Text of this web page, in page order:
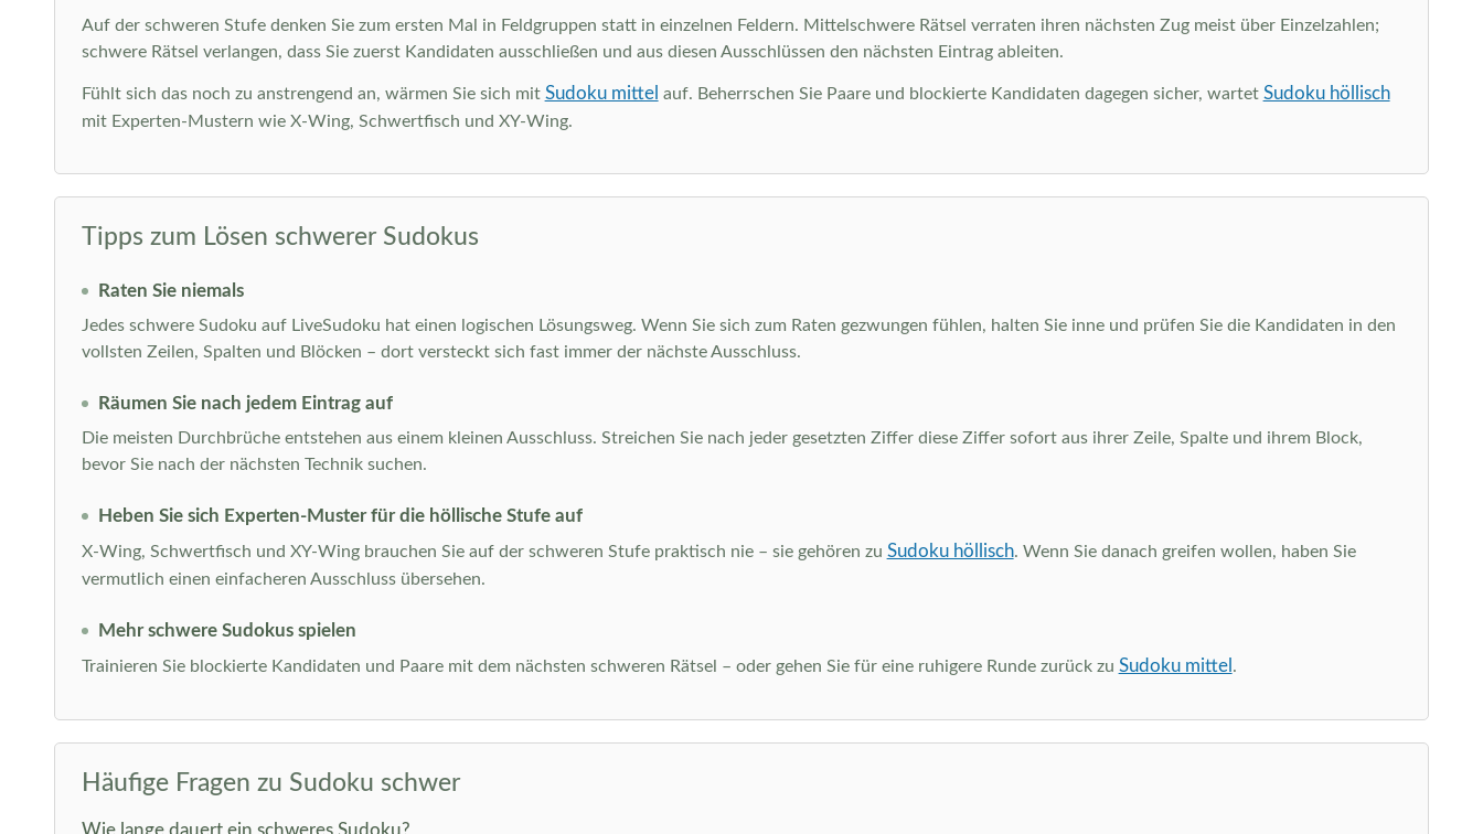
Auf der schweren Stufe denken Sie zum ersten Mal in Feldgruppen statt in einzelnen Feldern. Mittelschwere Rätsel verraten ihren nächsten Zug meist über Einzelzahlen;
schwere Rätsel verlangen, dass Sie zuerst Kandidaten ausschließen und aus diesen Ausschlüssen den nächsten Eintrag ableiten.
Fühlt sich das noch zu anstrengend an, wärmen Sie sich mit Sudoku mittel auf. Beherrschen Sie Paare und blockierte Kandidaten dagegen sicher, wartet Sudoku höllisch
mit Experten-Mustern wie X-Wing, Schwertfisch und XY-Wing.
Tipps zum Lösen schwerer Sudokus
Raten Sie niemals
Jedes schwere Sudoku auf LiveSudoku hat einen logischen Lösungsweg. Wenn Sie sich zum Raten gezwungen fühlen, halten Sie inne und prüfen Sie die Kandidaten in den
vollsten Zeilen, Spalten und Blöcken – dort versteckt sich fast immer der nächste Ausschluss.
Räumen Sie nach jedem Eintrag auf
Die meisten Durchbrüche entstehen aus einem kleinen Ausschluss. Streichen Sie nach jeder gesetzten Ziffer diese Ziffer sofort aus ihrer Zeile, Spalte und ihrem Block,
bevor Sie nach der nächsten Technik suchen.
Heben Sie sich Experten-Muster für die höllische Stufe auf
X-Wing, Schwertfisch und XY-Wing brauchen Sie auf der schweren Stufe praktisch nie – sie gehören zu Sudoku höllisch. Wenn Sie danach greifen wollen, haben Sie
vermutlich einen einfacheren Ausschluss übersehen.
Mehr schwere Sudokus spielen
Trainieren Sie blockierte Kandidaten und Paare mit dem nächsten schweren Rätsel – oder gehen Sie für eine ruhigere Runde zurück zu Sudoku mittel .
Häufige Fragen zu Sudoku schwer
Wie lange dauert ein schweres Sudoku?